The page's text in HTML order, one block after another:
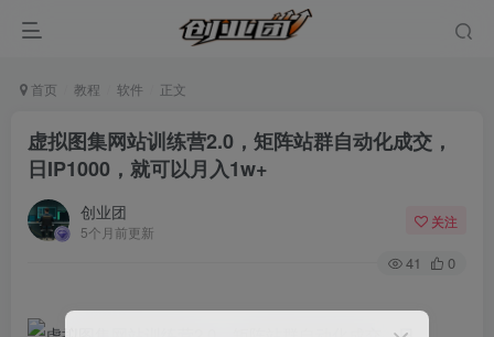
首页 教程 软件 正文
虚拟图集网站训练营2.0，矩阵站群自动化成交，
日IP1000，就可以月入1w+
创业团
5个月前更新
关注
41 0